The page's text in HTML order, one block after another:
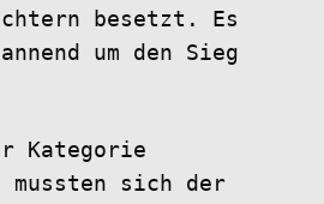
besetzt. Es
um den Sieg
Kategorie
mussten sich der